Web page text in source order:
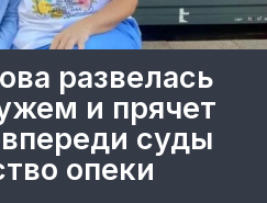
развелась
и прячет
суды
опеки